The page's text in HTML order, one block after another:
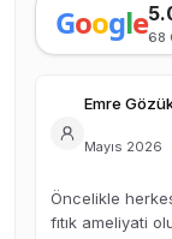
Google68
Emre
Mayıs 2026
Öncelikle herkese çok
fıtık ameliyati